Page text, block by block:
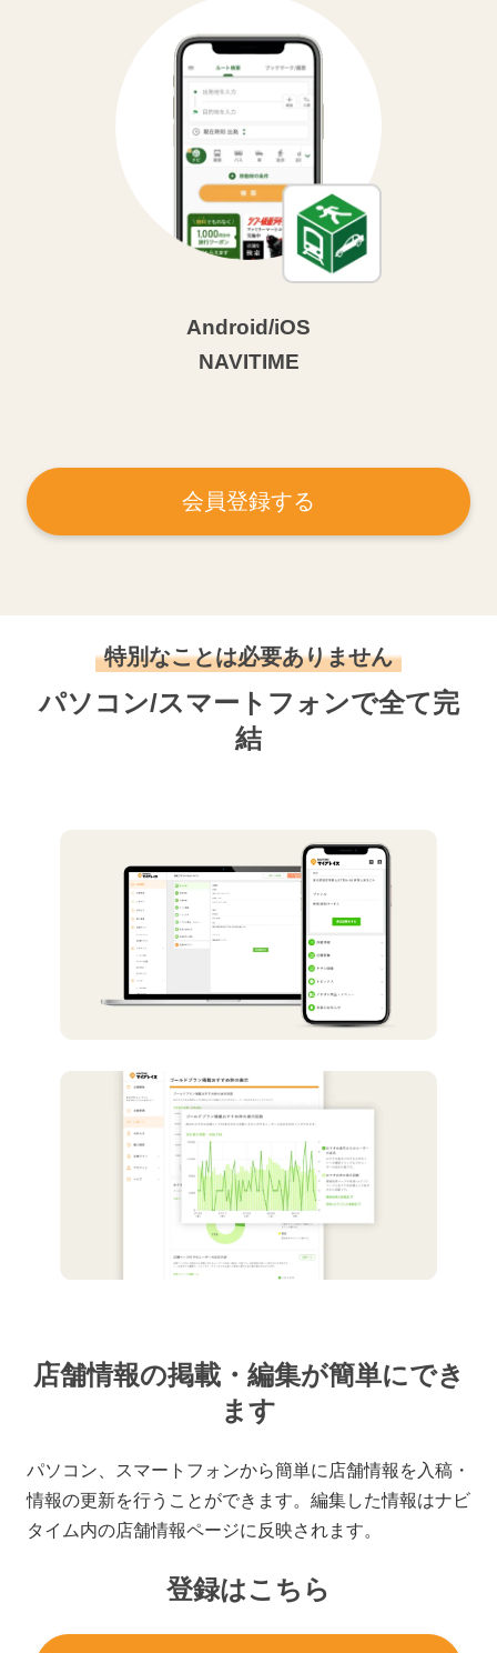
Android/iOS
NAVITIME
会員登録する
特別なことは必要ありません
パソコン/スマートフォンで全て完
結
店舗情報の掲載・編集が簡単にでき
ます
パソコン、スマートフォンから簡単に店舗情報を入稿・
情報の更新を行うことができます。編集した情報はナビ
タイム内の店舗情報ページに反映されます。
登録はこちら